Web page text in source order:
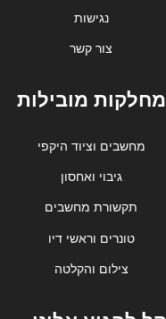
נגישות
צור קשר
מחלקות מובילות
מחשבים וציוד היקפי
גיבוי ואחסון
תקשורת מחשבים
טונרים וראשי דיו
צילום והקלטה